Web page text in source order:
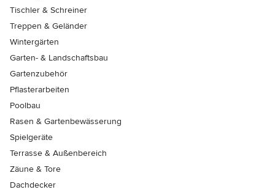
Tischler & Schreiner
Treppen & Geländer
Wintergärten
Garten- & Landschaftsbau
Gartenzubehör
Pflasterarbeiten
Poolbau
Rasen & Gartenbewässerung
Spielgeräte
Terrasse & Außenbereich
Zäune & Tore
Dachdecker